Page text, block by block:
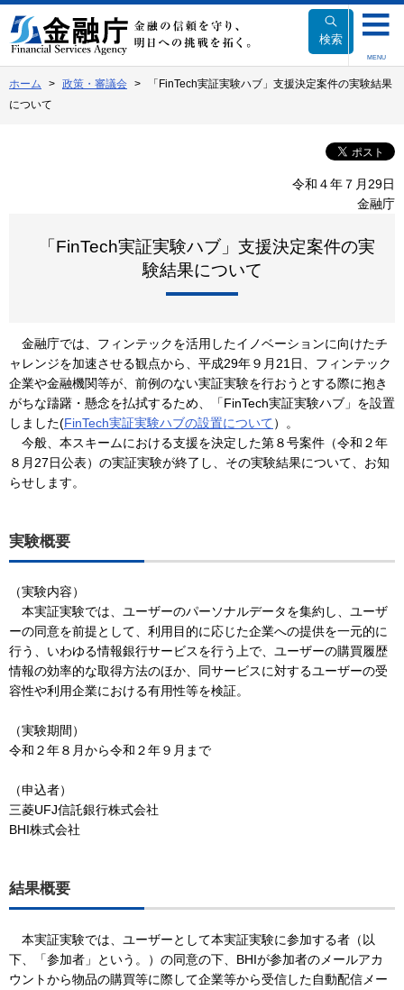
文
へ
動
検索
MENU
ホーム 政策・審議会
「FinTech実証実験ハブ」支援決定案件の実験結果
について
令和４年７月29日
金融庁
「FinTech実証実験ハブ」支援決定案件の実
験結果について
金融庁では、フィンテックを活用したイノベーションに向けたチ
ャレンジを加速させる観点から、平成29年９月21日、フィンテック
企業や金融機関等が、前例のない実証実験を行おうとする際に抱き
がちな躊躇・懸念を払拭するため、「FinTech実証実験ハブ」を設置
しました(FinTech実証実験ハブの設置について）。
今般、本スキームにおける支援を決定した第８号案件（令和２年
８月27日公表）の実証実験が終了し、その実験結果について、お知
らせします。
実験概要
（実験内容）
本実証実験では、ユーザーのパーソナルデータを集約し、ユーザ
ーの同意を前提として、利用目的に応じた企業への提供を一元的に
行う、いわゆる情報銀行サービスを行う上で、ユーザーの購買履歴
情報の効率的な取得方法のほか、同サービスに対するユーザーの受
容性や利用企業における有用性等を検証。
（実験期間）
令和２年８月から令和２年９月まで
（申込者）
三菱UFJ信託銀行株式会社
BHI株式会社
結果概要
本実証実験では、ユーザーとして本実証実験に参加する者（以
下、「参加者」という。）の同意の下、BHIが参加者のメールアカ
ウントから物品の購買等に際して企業等から受信した自動配信メー